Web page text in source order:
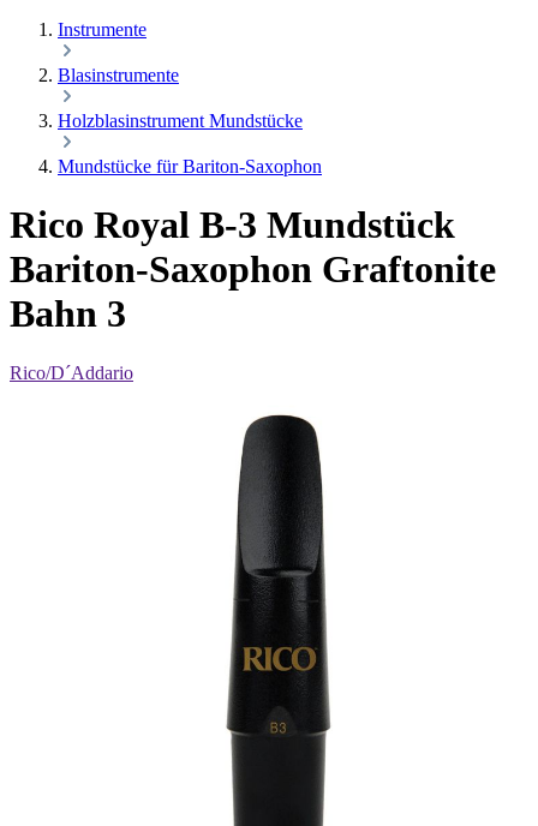
Instrumente
Blasinstrumente
Holzblasinstrument Mundstücke
Mundstücke für Bariton-Saxophon
Rico Royal B-3 Mundstück
Bariton-Saxophon Graftonite
Bahn 3
Rico/D´Addario